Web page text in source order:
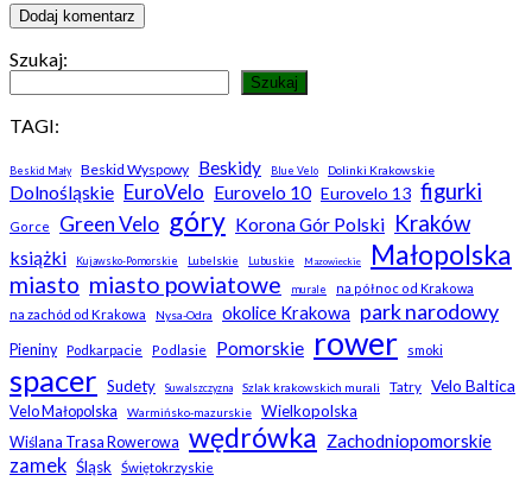
Szukaj:
Szukaj
TAGI:
Beskid Mały Beskid Wyspowy Beskidy Blue Velo Dolinki Krakowskie
Dolnośląskie EuroVelo Eurovelo 10 Eurovelo 13 figurki
Gorce Green Velo góry Korona Gór Polski Kraków
książki Kujawsko-Pomorskie Lubelskie Lubuskie Mazowieckie Małopolska
miasto miasto powiatowe murale
na północ od Krakowa
na zachód od Krakowa
Nysa-Odra okolice Krakowa park narodowy
Pieniny Podkarpacie Podlasie Pomorskie rower smoki
spacer Sudety Suwalszczyzna Szlak krakowskich murali Tatry Velo Baltica
Velo Małopolska Warmińsko-mazurskie Wielkopolska
Wiślana Trasa Rowerowa wędrówka Zachodniopomorskie
zamek Śląsk Świętokrzyskie